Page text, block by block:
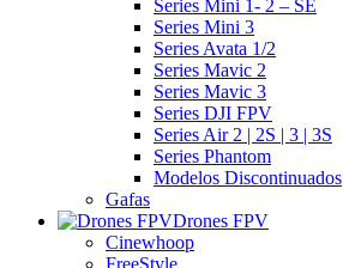
Series Mini 1- 2 – SE
Series Mini 3
Series Avata 1/2
Series Mavic 2
Series Mavic 3
Series DJI FPV
Series Air 2 | 2S | 3 | 3S
Series Phantom
Modelos Discontinuados
Gafas
Drones FPV
Cinewhoop
FreeStyle